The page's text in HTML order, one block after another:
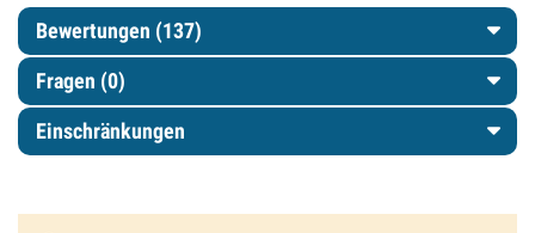
Bewertungen (137)
Fragen (0)
Einschränkungen